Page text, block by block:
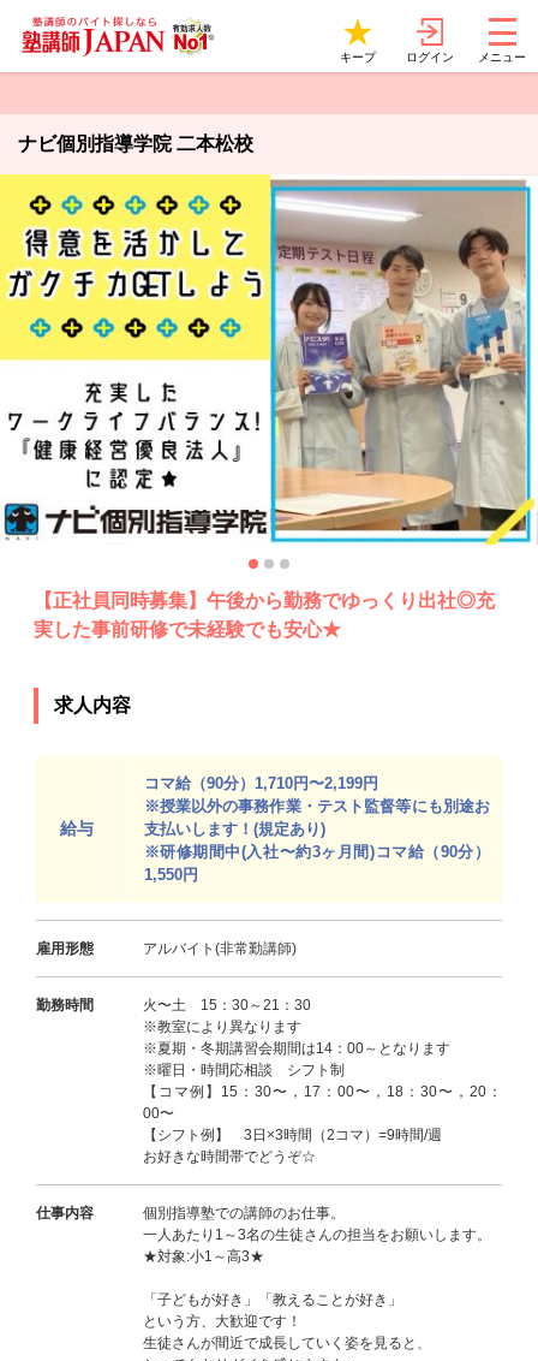
キープ ログイン メニュー
ナビ個別指導学院 二本松校
【正社員同時募集】午後から勤務でゆっくり出社◎充
実した事前研修で未経験でも安心★
求人内容
給与
コマ給（90分）1,710円〜2,199円
※授業以外の事務作業・テスト監督等にも別途お
支払いします！(規定あり)
※研修期間中(入社〜約3ヶ月間)コマ給（90分）
1,550円
雇用形態 アルバイト(非常勤講師)
勤務時間
火〜土 15：30～21：30
※教室により異なります
※夏期・冬期講習会期間は14：00～となります
※曜日・時間応相談 シフト制
【コマ例】15：30〜，17：00〜，18：30〜，20：
00〜
【シフト例】 3日×3時間（2コマ）=9時間/週
お好きな時間帯でどうぞ☆
仕事内容
個別指導塾での講師のお仕事。
一人あたり1～3名の生徒さんの担当をお願いします。
★対象:小1～高3★
「子どもが好き」「教えることが好き」
という方、大歓迎です！
生徒さんが間近で成長していく姿を見ると、